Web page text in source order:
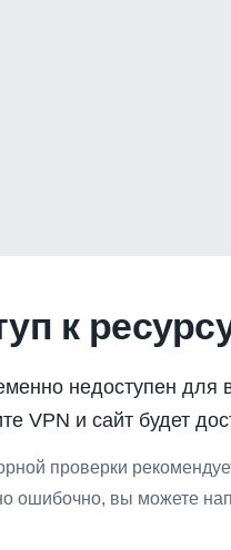
к
недоступен для
VPN и сайт будет
проверки
ошибочно, вы можете